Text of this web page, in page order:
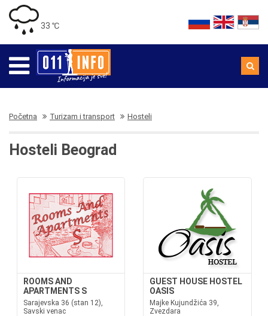
33 ℃
Početna Turizam i transport Hosteli
Hosteli Beograd
ROOMS AND
APARTMENTS S
Sarajevska 36 (stan 12),
Savski venac
GUEST HOUSE HOSTEL
OASIS
Majke Kujundžića 39,
Zvezdara